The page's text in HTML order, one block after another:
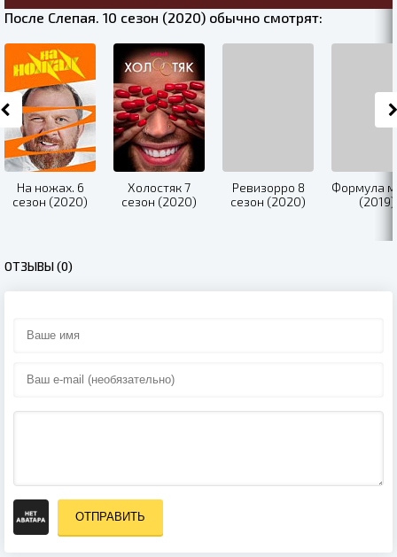
После Слепая. 10 сезон (2020) обычно смотрят:
На ножах. 6
сезон (2020)
Холостяк 7
сезон (2020)
Ревизорро 8
сезон (2020)
Формула
(2019)
ОТЗЫВЫ (0)
ОТПРАВИТЬ